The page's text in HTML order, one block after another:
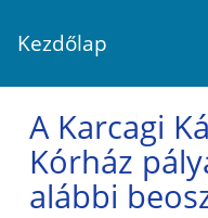
Kezdőlap
A Karcagi
Kórház
alábbi